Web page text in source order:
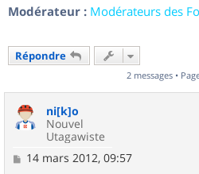
Modérateur : Modérateurs des
Répondre
2 messages •
ni[k]o
Nouvel
Utagawiste
M14 mars 2012, 09:57